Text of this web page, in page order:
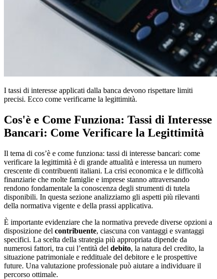
I tassi di interesse applicati dalla banca devono rispettare limiti
precisi. Ecco come verificarne la legittimità.
Cos'è e Come Funziona: Tassi di Interesse
Bancari: Come Verificare la Legittimità
Il tema di cos’è e come funziona: tassi di interesse bancari: come
verificare la legittimità è di grande attualità e interessa un numero
crescente di contribuenti italiani. La crisi economica e le difficoltà
finanziarie che molte famiglie e imprese stanno attraversando
rendono fondamentale la conoscenza degli strumenti di tutela
disponibili. In questa sezione analizziamo gli aspetti più rilevanti
della normativa vigente e della prassi applicativa.
È importante evidenziare che la normativa prevede diverse opzioni a
disposizione del contribuente, ciascuna con vantaggi e svantaggi
specifici. La scelta della strategia più appropriata dipende da
numerosi fattori, tra cui l’entità del debito, la natura del credito, la
situazione patrimoniale e reddituale del debitore e le prospettive
future. Una valutazione professionale può aiutare a individuare il
percorso ottimale.